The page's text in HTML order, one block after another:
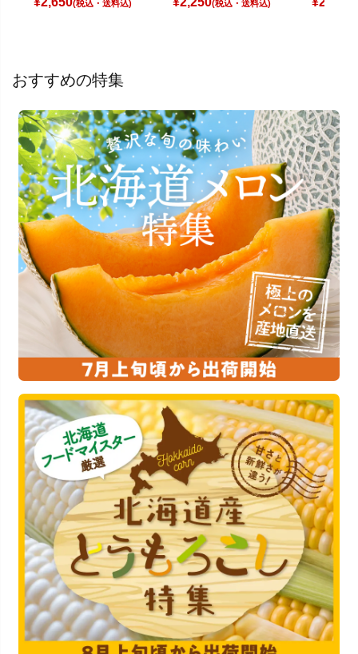
(税込) (税込)
おすすめの特集